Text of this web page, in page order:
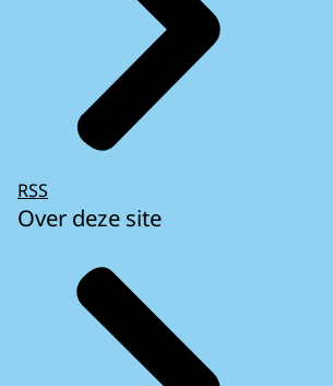
RSS
Over deze site